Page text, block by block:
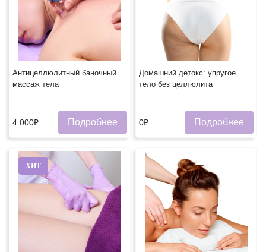
Антицеллюлитный баночный
массаж тела
4 000₽ Подробнее
Домашний детокс: упругое
тело без целлюлита
0₽ Подробнее
ХИТ